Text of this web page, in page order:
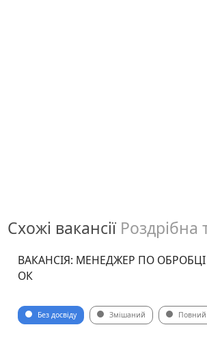
Схожі вакансії Роздрібна
ВАКАНСІЯ: МЕНЕДЖЕР ПО
ОК
Без досвіду Змішаний Повний